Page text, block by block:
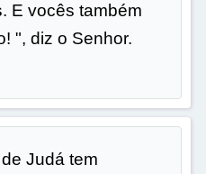
E vocês também
", diz o Senhor.
Judá tem